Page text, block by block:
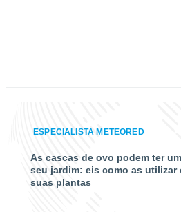
ESPECIALISTA METEORED
As cascas de ovo podem ter
seu jardim: eis como as utilizar
suas plantas